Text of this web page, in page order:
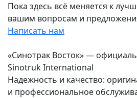
Пока здесь всё меняется к
вашим вопросам и
Написать нам
«Синотрак Восток» —
Sinotruk International
Надежность и качество:
и профессиональное